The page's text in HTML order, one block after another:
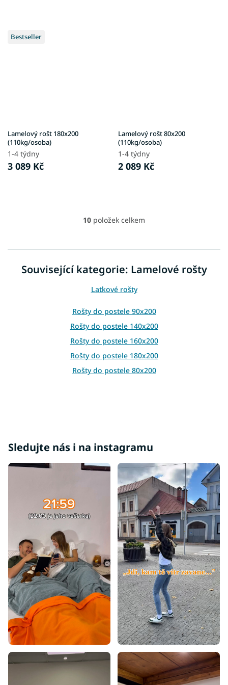
Bestseller
Lamelový rošt 180x200
(110kg/osoba)
1-4 týdny
3 089 Kč
Lamelový rošt 80x200
(110kg/osoba)
1-4 týdny
2 089 Kč
O
á
d
a
í
r
v
k
y
ý
p
10 položek celkem
Související kategorie: Lamelové rošty
Laťkové rošty
Rošty do postele 90x200
Rošty do postele 140x200
Rošty do postele 160x200
Rošty do postele 180x200
Rošty do postele 80x200
Sledujte nás i na instagramu